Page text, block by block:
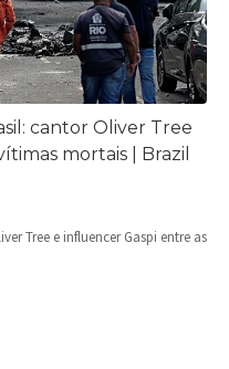
cantor Oliver Tree
mortais | Brazil
Tree e influencer Gaspi entre as